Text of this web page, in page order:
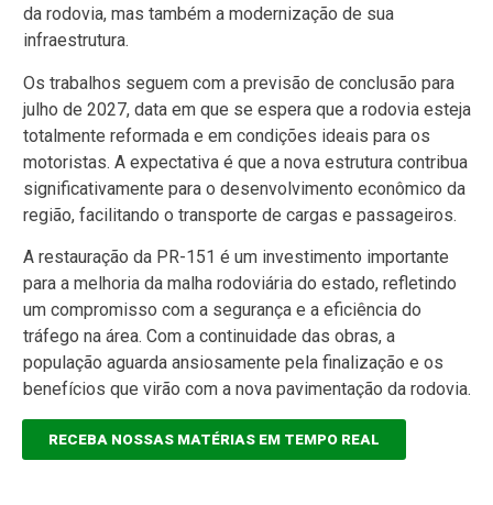
da rodovia, mas também a modernização de sua
infraestrutura.
Os trabalhos seguem com a previsão de conclusão para
julho de 2027, data em que se espera que a rodovia esteja
totalmente reformada e em condições ideais para os
motoristas. A expectativa é que a nova estrutura contribua
significativamente para o desenvolvimento econômico da
região, facilitando o transporte de cargas e passageiros.
A restauração da PR-151 é um investimento importante
para a melhoria da malha rodoviária do estado, refletindo
um compromisso com a segurança e a eficiência do
tráfego na área. Com a continuidade das obras, a
população aguarda ansiosamente pela finalização e os
benefícios que virão com a nova pavimentação da rodovia.
RECEBA NOSSAS MATÉRIAS EM TEMPO REAL